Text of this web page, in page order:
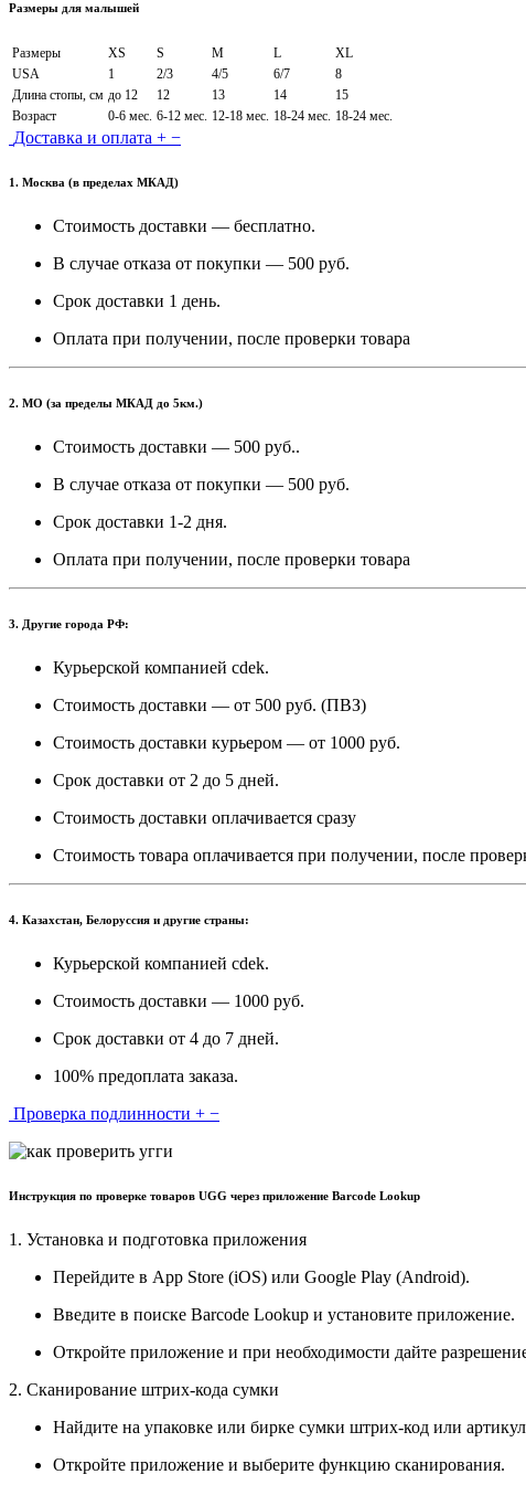
Размеры для малышей
Размеры XS S M L
XL
USA
1 2/3 4/5 6/7
8
Длина стопы, см до 12 12 13 14
15
Возраст
0-6 мес. 6-12 мес. 12-18 мес. 18-24 мес. 18-24 мес.
Доставка и оплата + −
1. Москва (в пределах МКАД)
Стоимость доставки — бесплатно.
В случае отказа от покупки — 500 руб.
Срок доставки 1 день.
Оплата при получении, после проверки товара
2. МО (за пределы МКАД до 5км.)
Стоимость доставки — 500 руб..
В случае отказа от покупки — 500 руб.
Срок доставки 1-2 дня.
Оплата при получении, после проверки товара
3. Другие города РФ:
Курьерской компанией cdek.
Стоимость доставки — от 500 руб. (ПВЗ)
Стоимость доставки курьером — от 1000 руб.
Срок доставки от 2 до 5 дней.
Стоимость доставки оплачивается сразу
Стоимость товара оплачивается при получении, после
4. Казахстан, Белоруссия и другие страны:
Курьерской компанией cdek.
Стоимость доставки — 1000 руб.
Срок доставки от 4 до 7 дней.
100% предоплата заказа.
Проверка подлинности + −
Инструкция по проверке товаров UGG через приложение Barcode Lookup
1. Установка и подготовка приложения
Перейдите в App Store (iOS) или Google Play (Android).
Введите в поиске Barcode Lookup и установите приложение.
Откройте приложение и при необходимости дайте
2. Сканирование штрих-кода сумки
Найдите на упаковке или бирке сумки штрих-код или
Откройте приложение и выберите функцию сканирования.